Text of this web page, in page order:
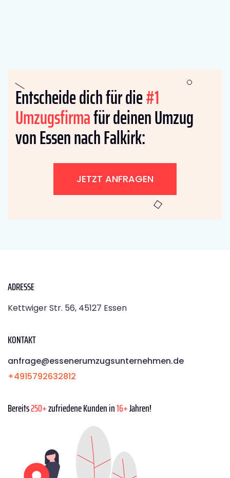
Entscheide dich für die#1
Umzugsfirmafür deinen Umzug
von Essen nach Falkirk:
JETZT ANFRAGEN
ADRESSE
Kettwiger Str. 56, 45127 Essen
KONTAKT
anfrage@essenerumzugsunternehmen.de
+4915792632812
Bereits250+zufriedene Kunden in16+Jahren!